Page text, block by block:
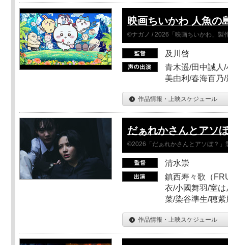
映画ちいかわ 人魚の
©ナガノ / 2026「映画ちいかわ」製
及川啓
青木遥/田中誠人
美由利/春海百乃
作品情報・上映スケジュール
だぁれかさんとアソ
©2026「だぁれかさんとアソぼ？」
清水崇
鎮西寿々歌（
衣/小國舞羽/室
菜/染谷準生/穂
作品情報・上映スケジュール